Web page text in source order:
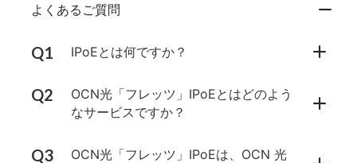
よくあるご質問
IPoEとは何ですか？
OCN光「フレッツ」IPoEとはどのよう
なサービスですか？
OCN光「フレッツ」IPoEは、OCN 光